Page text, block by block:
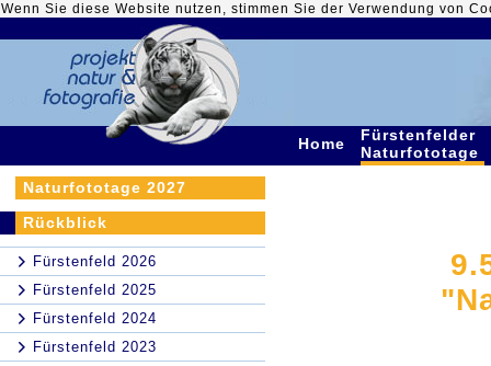
Wenn Sie diese Website nutzen, stimmen Sie der Verwendung von
Home
Fürstenfelder
Naturfototage
Naturfototage 2027
Rückblick
Fürstenfeld 2026
Fürstenfeld 2025
Fürstenfeld 2024
Fürstenfeld 2023